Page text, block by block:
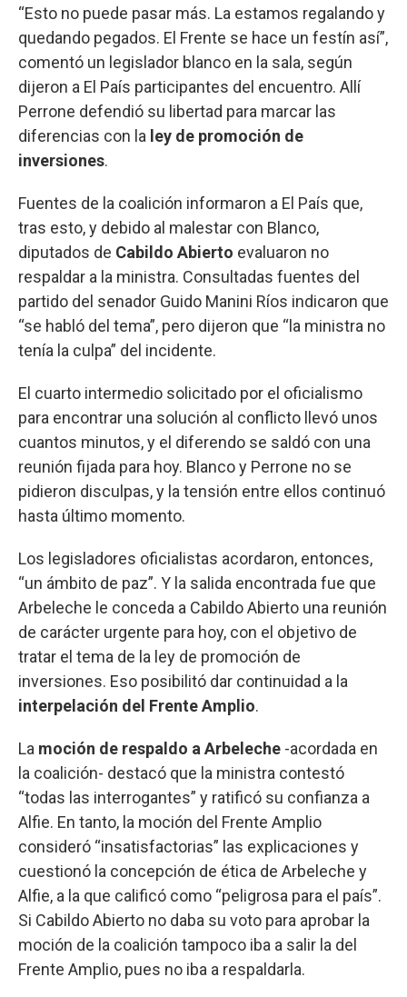
“Esto no puede pasar más. La estamos regalando y
quedando pegados. El Frente se hace un festín así”,
comentó un legislador blanco en la sala, según
dijeron a El País participantes del encuentro. Allí
Perrone defendió su libertad para marcar las
diferencias con la ley de promoción de
inversiones.
Fuentes de la coalición informaron a El País que,
tras esto, y debido al malestar con Blanco,
diputados de Cabildo Abierto evaluaron no
respaldar a la ministra. Consultadas fuentes del
partido del senador Guido Manini Ríos indicaron que
“se habló del tema”, pero dijeron que “la ministra no
tenía la culpa” del incidente.
El cuarto intermedio solicitado por el oficialismo
para encontrar una solución al conflicto llevó unos
cuantos minutos, y el diferendo se saldó con una
reunión fijada para hoy. Blanco y Perrone no se
pidieron disculpas, y la tensión entre ellos continuó
hasta último momento.
Los legisladores oficialistas acordaron, entonces,
“un ámbito de paz”. Y la salida encontrada fue que
Arbeleche le conceda a Cabildo Abierto una reunión
de carácter urgente para hoy, con el objetivo de
tratar el tema de la ley de promoción de
inversiones. Eso posibilitó dar continuidad a la
interpelación del Frente Amplio.
La moción de respaldo a Arbeleche -acordada en
la coalición- destacó que la ministra contestó
“todas las interrogantes” y ratificó su confianza a
Alfie. En tanto, la moción del Frente Amplio
consideró “insatisfactorias” las explicaciones y
cuestionó la concepción de ética de Arbeleche y
Alfie, a la que calificó como “peligrosa para el país”.
Si Cabildo Abierto no daba su voto para aprobar la
moción de la coalición tampoco iba a salir la del
Frente Amplio, pues no iba a respaldarla.